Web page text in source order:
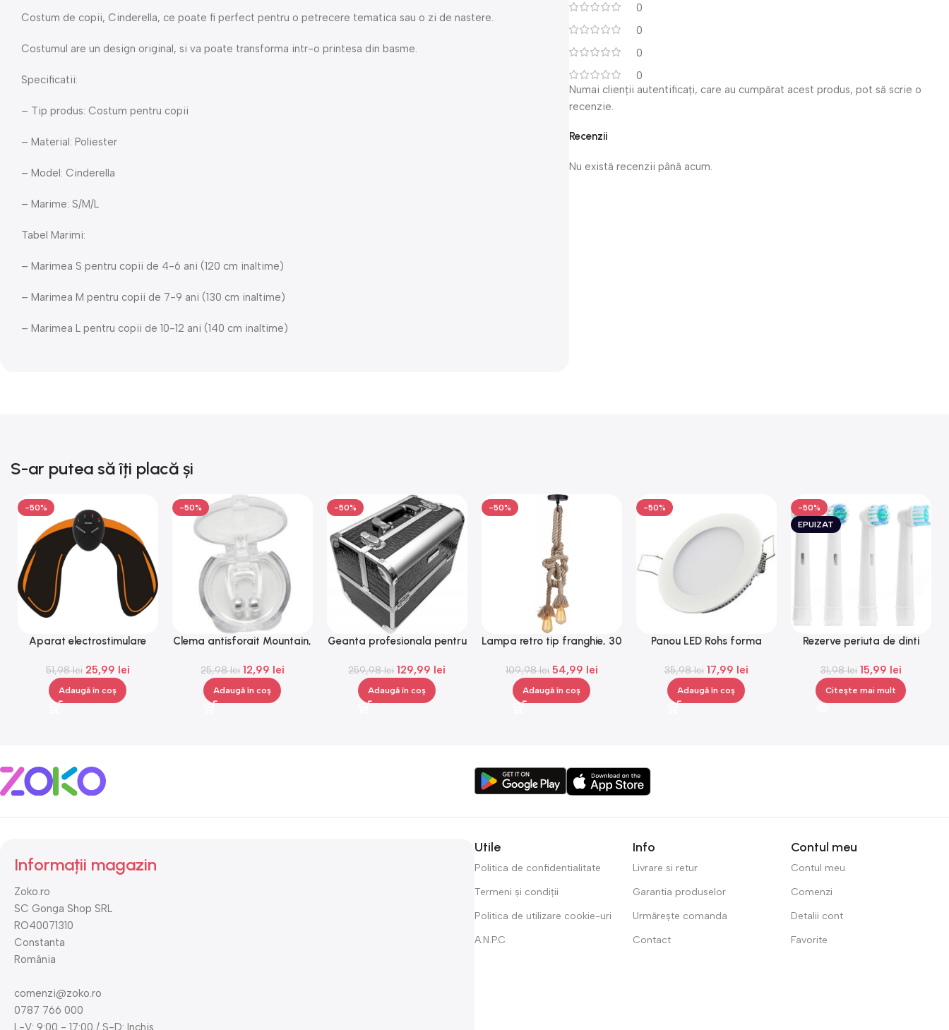
Costum de copii, Cinderella, ce poate fi perfect pentru o petrecere tematica sau o zi de nastere.
Costumul are un design original, si va poate transforma intr-o printesa din basme.
Specificatii:
– Tip produs: Costum pentru copii
– Material: Poliester
– Model: Cinderella
– Marime: S/M/L
Tabel Marimi:
– Marimea S pentru copii de 4-6 ani (120 cm inaltime)
– Marimea M pentru copii de 7-9 ani (130 cm inaltime)
– Marimea L pentru copii de 10-12 ani (140 cm inaltime)
0
0
0
0
Recenzii
Nu există recenzii până acum.
Numai clienții autentificați, care au cumpărat acest produs, pot să scrie o
recenzie.
S-ar putea să îți placă și
-50%
Aparat electrostimulare
nivele, negru, portocaliu,
Gonga®
51,98lei 25,99 lei
Adaugă în coș
-50%
Clema antisforait Mountain,
25,98lei 12,99 lei
Adaugă în coș
-50%
Geanta profesionala pentru
259,98lei 129,99 lei
Adaugă în coș
-50%
Lampa retro tip franghie, 30
109,98lei 54,99 lei
Adaugă în coș
-50%
Panou LED Rohs forma
3000 K
35,98lei 17,99 lei
Adaugă în coș
-50%
EPUIZAT
Rezerve periuta de dinti
capete de periuta, 4 bucati
31,98lei 15,99 lei
Citește mai mult
Informații magazin
Zoko.ro
SC Gonga Shop SRL
RO40071310
Constanta
România
comenzi@zoko.ro
0787 766 000
L-V: 9:00 - 17:00 / S-D: Inchis
Utile
Politica de confidentialitate
Termeni și condiții
Politica de utilizare cookie-uri
A.N.P.C.
Info
Livrare si retur
Garantia produselor
Urmărește comanda
Contact
Contul meu
Contul meu
Comenzi
Detalii cont
Favorite